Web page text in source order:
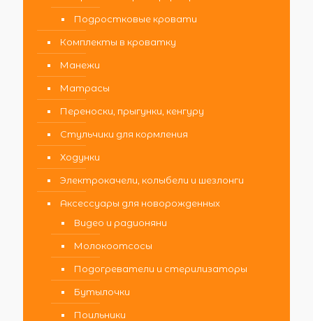
Подростковые кровати
Комплекты в кроватку
Манежи
Матрасы
Переноски, прыгунки, кенгуру
Стульчики для кормления
Ходунки
Электрокачели, колыбели и шезлонги
Аксессуары для новорожденных
Видео и радионяни
Молокоотсосы
Подогреватели и стерилизаторы
Бутылочки
Поильники